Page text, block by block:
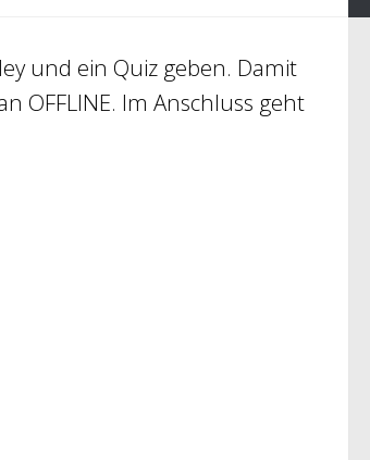
und ein Quiz geben. Damit
OFFLINE. Im Anschluss geht